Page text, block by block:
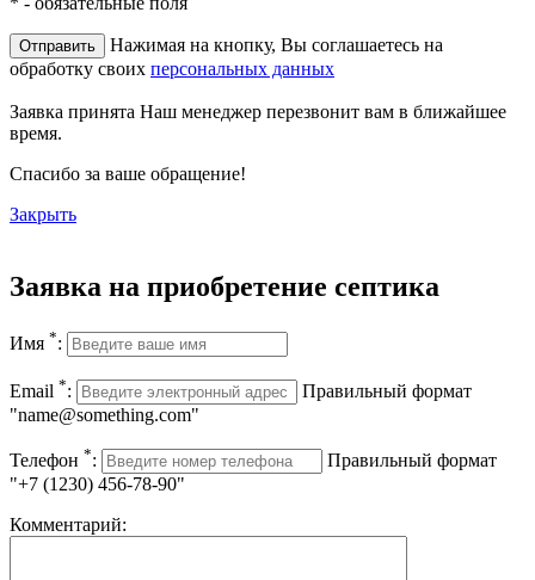
Нажимая на кнопку, Вы соглашаетесь на
обработку своих персональных данных
Заявка принята Наш менеджер перезвонит вам в ближайшее
время.
Спасибо за ваше обращение!
Закрыть
Заявка на приобретение септика
Имя *:
Email *:
Правильный формат
"name@something.com"
Телефон *:
Правильный формат
"+7 (1230) 456-78-90"
Комментарий: